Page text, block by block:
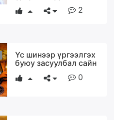
2
Үс шинээр үргээлгэх
буюу засуулбал сайн
0